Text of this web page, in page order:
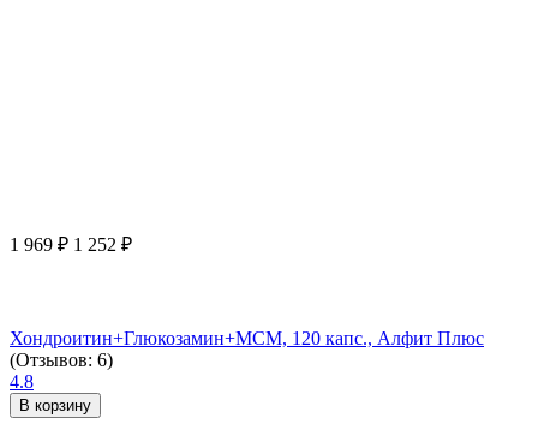
1 969 ₽ 1 252 ₽
Хондроитин+Глюкозамин+МСМ, 120 капс., Алфит Плюс
(Отзывов: 6)
4.8
В корзину